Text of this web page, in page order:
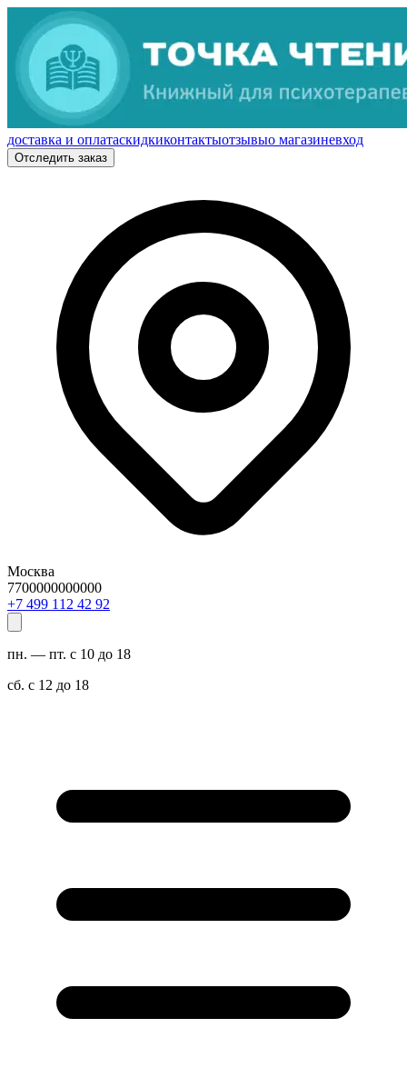
доставка и оплатаскидкиконтактыотзывыо магазиневход
Отследить заказ
Москва
7700000000000
29 24 211 994 7+
пн. — пт. с 10 до 18
сб. с 12 до 18